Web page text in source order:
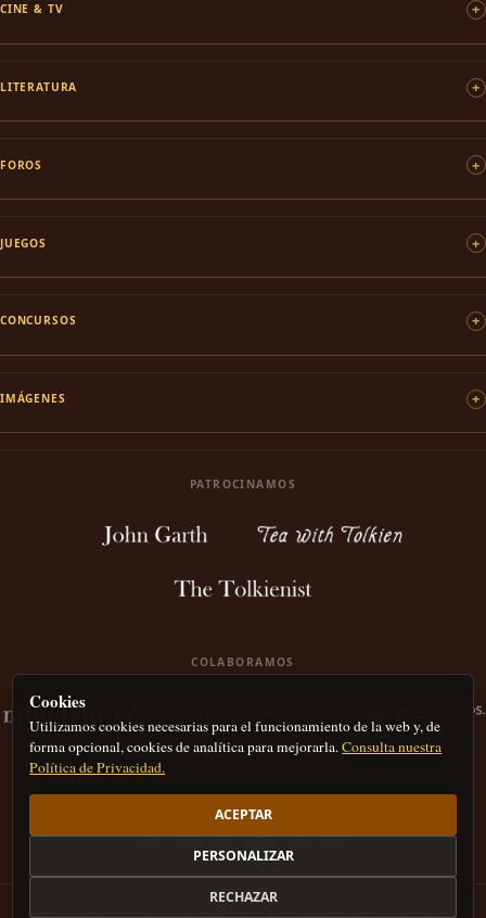
CINE & TV
LITERATURA
FOROS
JUEGOS
CONCURSOS
IMÁGENES
PATROCINAMOS
COLABORAMOS
Cookies
Utilizamos cookies necesarias para el funcionamiento de la web y, de
forma opcional, cookies de analítica para mejorarla.Consulta nuestra
Política de Privacidad.
ACEPTAR
PERSONALIZAR
RECHAZAR